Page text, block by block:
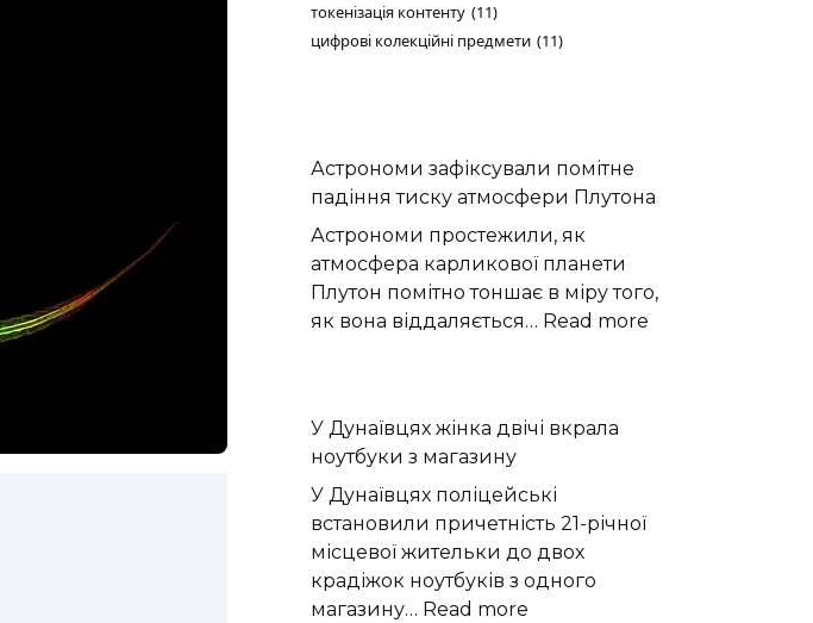
токенізація контенту (11)
цифрові колекційні предмети (11)
Астрономи зафіксували помітне
падіння тиску атмосфери Плутона
Астрономи простежили, як
атмосфера карликової планети
Плутон помітно тоншає в міру того,
як вона віддаляється… Read more
У Дунаївцях жінка двічі вкрала
ноутбуки з магазину
У Дунаївцях поліцейські
встановили причетність 21-річної
місцевої жительки до двох
крадіжок ноутбуків з одного
магазину… Read more